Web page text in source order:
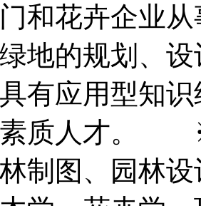
和花卉企业
地的规划、
有应用型知
素质人才。
制图、园林